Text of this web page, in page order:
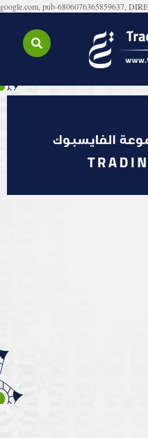
google.com, pub-6806076365859637,